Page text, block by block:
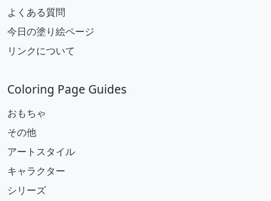
よくある質問
今日の塗り絵ページ
リンクについて
Coloring Page Guides
おもちゃ
その他
アートスタイル
キャラクター
シリーズ